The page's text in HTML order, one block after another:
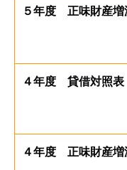
５年度 正味財産増
４年度 貸借対照表
４年度 正味財産増